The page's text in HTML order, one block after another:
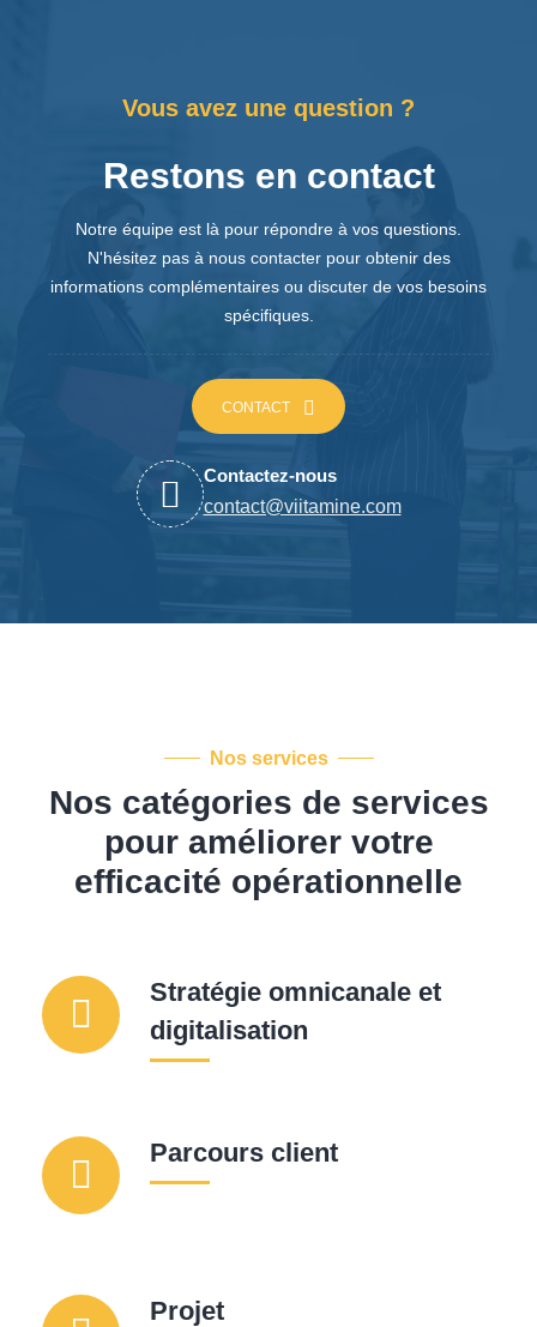
Vous avez une question ?
Restons en contact
Notre équipe est là pour répondre à vos questions.
N'hésitez pas à nous contacter pour obtenir des
informations complémentaires ou discuter de vos besoins
spécifiques.
CONTACT
Contactez-nous
Nos services
Nos catégories de services
pour améliorer votre
efficacité opérationnelle
Stratégie omnicanale et
digitalisation
Parcours client
Projet